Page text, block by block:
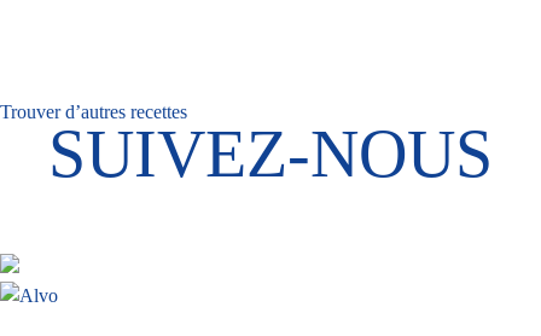
Trouver d’autres recettes
SUIVEZ-NOUS